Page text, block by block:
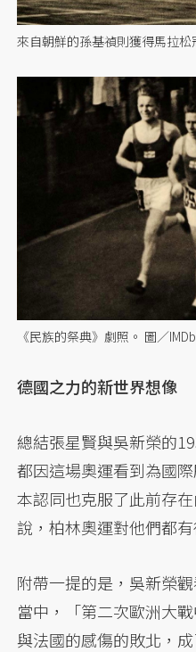
來自朝鮮的孫基禎則獲得馬拉松
《民族的祭典》劇照。 圖／IMDb
德國之力的新世界想像
總結張星賢與吳新榮的
都因這場奧運看到為國
本認同也克服了此前存
說，柏林奧運對他們都
附帶一提的是，吳新榮
當中，「第二次歐洲大
與法國的感傷的敗北，